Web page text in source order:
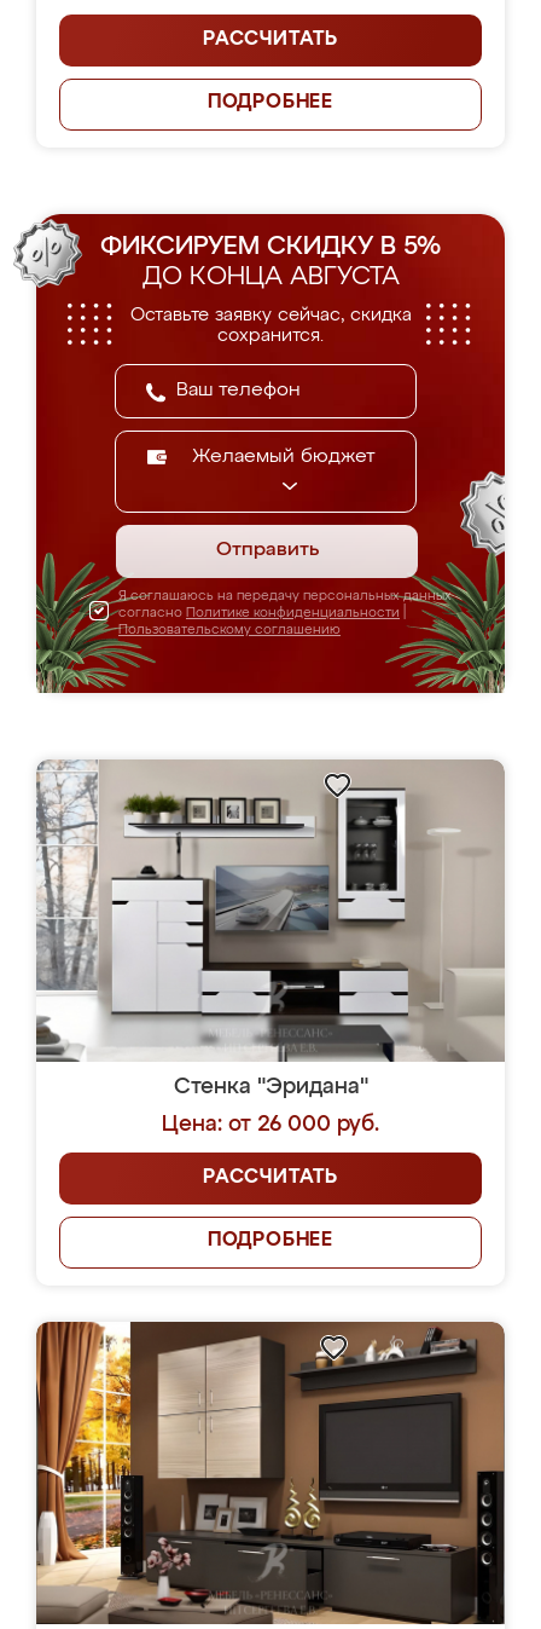
РАССЧИТАТЬ
ПОДРОБНЕЕ
ФИКСИРУЕМ СКИДКУ В 5%
ДО КОНЦА АВГУСТА
Оставьте заявку сейчас, скидка
сохранится.
Желаемый бюджет
Отправить
Я соглашаюсь на передачу персональных данных
согласно Политике конфиденциальности
Пользовательскому соглашению
Стенка "Эридана"
Цена: от 26 000 руб.
РАССЧИТАТЬ
ПОДРОБНЕЕ